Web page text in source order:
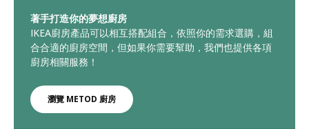
著手打造你的夢想廚房
IKEA廚房產品可以相互搭配組合，依照你的需求選購，組
合合適的廚房空間，但如果你需要幫助，我們也提供各項
廚房相關服務！
瀏覽 METOD 廚房